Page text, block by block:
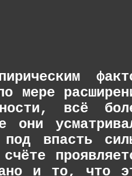
мере
всё
они
впасть
и то, что